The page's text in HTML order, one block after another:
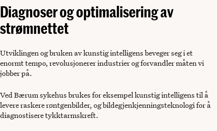
Diagnoser og optimalisering av
strømnettet
Utviklingen og bruken av kunstig intelligens beveger seg i et
enormt tempo, revolusjonerer industrier og forvandler måten vi
jobber på.
Ved Bærum sykehus brukes for eksempel kunstig intelligens til å
levere raskere røntgenbilder, og bildegjenkjenningsteknologi for å
diagnostisere tykktarmskreft.